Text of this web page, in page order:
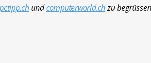
pctipp.chundcomputerworld.chzu